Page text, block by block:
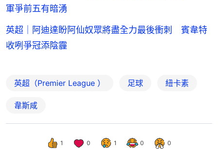
軍爭前五有暗湧
英超｜阿迪達盼阿仙奴眾將盡全力最後衝刺 賓韋特
收咧爭冠添陰霾
英超（Premier League ） 足球 紐卡素
韋斯咸
1 0 1 0 0